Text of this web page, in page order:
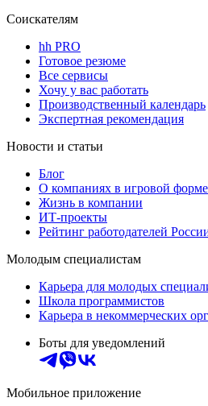
Соискателям
hh PRO
Готовое резюме
Все сервисы
Хочу у вас работать
Производственный календарь
Экспертная рекомендация
Новости и статьи
Блог
О компаниях в игровой форме
Жизнь в компании
ИТ-проекты
Рейтинг работодателей
Молодым специалистам
Карьера для молодых
Школа программистов
Карьера в некоммерческих
Боты для уведомлений
Мобильное приложение